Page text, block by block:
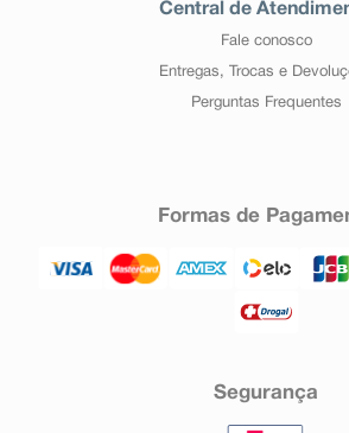
Central de
Fale conosco
Entregas, Trocas e
Perguntas Frequentes
Formas de
Segurança